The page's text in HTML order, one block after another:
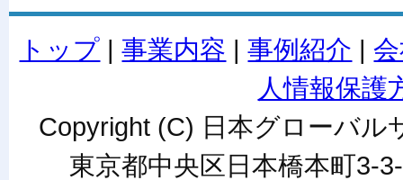
トップ |事業内容 |事例紹介 |
人情報保護
Copyright (C) 日本グローバル
東京都中央区日本橋本町3-